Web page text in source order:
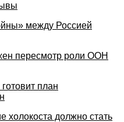
между Россией
пересмотр роли ООН
план
холокоста должно стать